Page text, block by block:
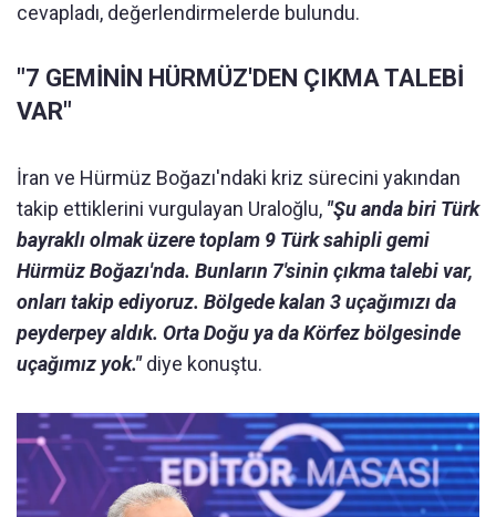
cevapladı, değerlendirmelerde bulundu.
"7 GEMİNİN HÜRMÜZ'DEN ÇIKMA TALEBİ
VAR"
İran ve Hürmüz Boğazı'ndaki kriz sürecini yakından
takip ettiklerini vurgulayan Uraloğlu, "Şu anda biri Türk
bayraklı olmak üzere toplam 9 Türk sahipli gemi
Hürmüz Boğazı'nda. Bunların 7'sinin çıkma talebi var,
onları takip ediyoruz. Bölgede kalan 3 uçağımızı da
peyderpey aldık. Orta Doğu ya da Körfez bölgesinde
uçağımız yok."diye konuştu.